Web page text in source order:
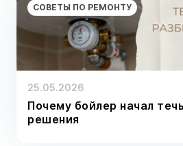
СОВЕТЫ ПО РЕМОНТУ
25.05.2026
Почему бойлер начал
решения